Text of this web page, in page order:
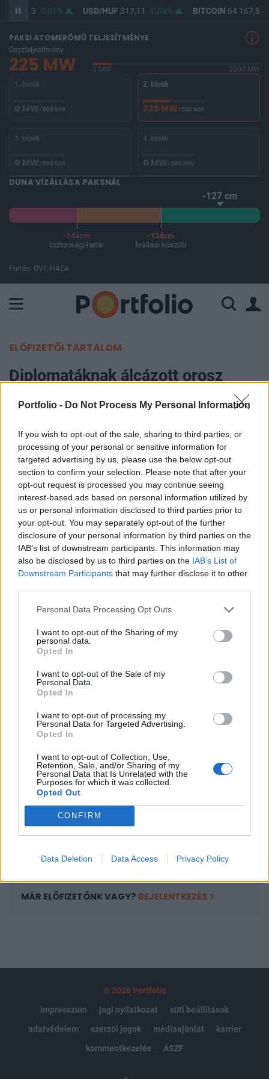
Portfolio - Do Not Process My Personal Information
If you wish to opt-out of the sale, sharing to third parties, or
processing of your personal or sensitive information for
targeted advertising by us, please use the below opt-out
section to confirm your selection. Please note that after your
opt-out request is processed you may continue seeing
interest-based ads based on personal information utilized by
us or personal information disclosed to third parties prior to
your opt-out. You may separately opt-out of the further
disclosure of your personal information by third parties on the
IAB’s list of downstream participants. This information may
also be disclosed by us to third parties on the IAB’s List of
Downstream Participants that may further disclose it to other
Personal Data Processing Opt Outs
I want to opt-out of the Sharing of my
personal data.
Opted In
I want to opt-out of the Sale of my
Personal Data.
Opted In
I want to opt-out of processing my
Personal Data for Targeted Advertising.
Opted In
I want to opt-out of Collection, Use,
Retention, Sale, and/or Sharing of my
Personal Data that Is Unrelated with the
Purposes for which it was collected.
Opted Out
CONFIRM
Data Deletion Data Access Privacy Policy
365,43 0,01% USD/HUF 317,11 0,04% BITCOIN 64 167,82
PAKSI ATOMERŐMŰ TELJESÍTMÉNYE
Összteljesítmény
225 MW 0 MW
2000 MW
1. blokk
0 MW/ 500 MW
2. blokk
225 MW/ 500 MW
3. blokk
0 MW/ 500 MW
4. blokk
0 MW/ 500 MW
DUNA VÍZÁLLÁSA PAKSNÁL
-127 cm
-144cm
biztonsági határ
-134cm
leállási küszöb
Forrás: OVF, HAEA
ELŐFIZETŐI TARTALOM
Diplomatáknak álcázott orosz
Franciaország
Portfolio
2022. április 11. 21:56
Franciaország nemkívánatos személynek
nyilvánított hat, diplomatának álcázott orosz
ügynököt, akiket ki is utasított az országból – írja
a Sky.
A francia külügyminisztérium szerint egy nagyon hosszú
vizsgálatot követően sikerült kideríteni, hogy az orosz
hírszerző szolgálatok titkos műveletet hajtottak végre
Franciaország területén. Hat, diplomáciai álca alatt
nemzeti érdekeinkkel ellentétesnek bizonyult,
nemkívánatos személynek minősítettek - áll a
A keresett cikk a portfolio.hu hírarchívumához
tartozik, melynek olvasása előfizetéses
regisztrációhoz kötött.
Az előfizetés a következőket tartalmazza:
Portfolio.hu teljes cikkarchívum
Kötéslisták: BÉT elmúlt 2 év napon belüli
MÁR ELŐFIZETŐNK VAGY? BEJELENTKEZÉS
© 2026 Portfolio
impresszum
jogi nyilatkozat
süti beállítások
adatvédelem
szerzői jogok médiaajánlat
karrier
kommentkezelés
ÁSZF